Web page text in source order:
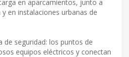
en aparcamientos, junto a
en instalaciones urbanas de
de seguridad: los puntos de
equipos eléctricos y conectan